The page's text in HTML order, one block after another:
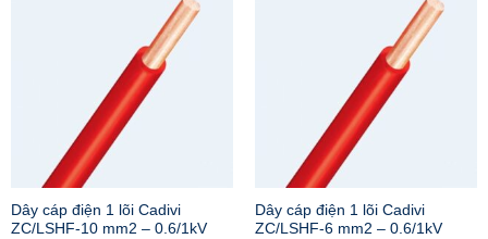
Dây cáp điện 1 lõi Cadivi
ZC/LSHF-10 mm2 – 0.6/1kV
Dây cáp điện 1 lõi Cadivi
ZC/LSHF-6 mm2 – 0.6/1kV